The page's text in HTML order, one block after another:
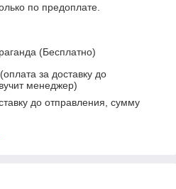
по предоплате.
(Бесплатно)
за доставку до
менеджер)
до отправления, сумму